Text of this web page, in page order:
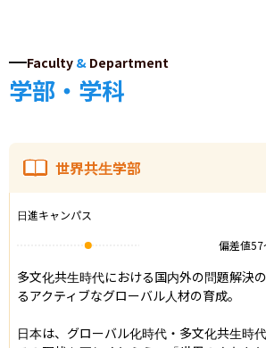
Faculty & Department
学部・学科
世界共生学部
日進キャンパス
偏差値57
多文化共生時代における国内外の問題解決
るアクティブなグローバル人材の育成。
日本は、グローバル化時代・多文化共生時